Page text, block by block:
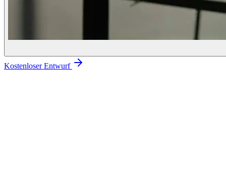
Kostenloser Entwurf